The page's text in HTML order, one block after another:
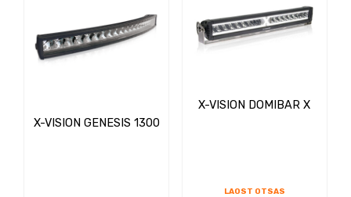
X-VISION GENESIS 1300
X-VISION DOMIBAR X
LAOST OTSAS